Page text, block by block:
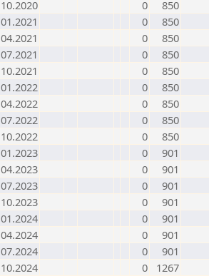
0
850
0
850
0
850
0
850
0
850
0
850
0
850
0
850
0
850
0
901
0
901
0
901
0
901
0
901
0
901
0
901
0
1267